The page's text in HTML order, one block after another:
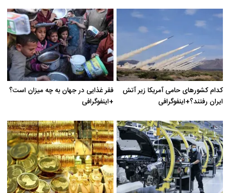
کدام کشورهای حامی آمریکا زیر آتش
ایران رفتند؟+اینفوگرافی
فقر غذایی در جهان به چه میزان است؟
+اینفوگرافی